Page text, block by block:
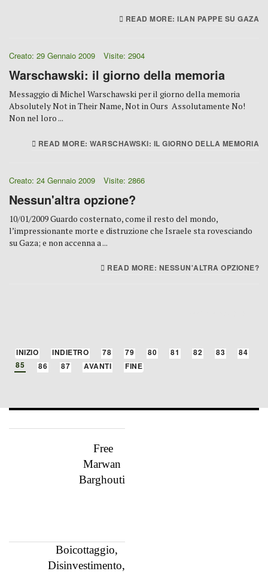
READ MORE: ILAN PAPPE SU GAZA
Creato: 29 Gennaio 2009 Visite: 2904
Warschawski: il giorno della memoria
Messaggio di Michel Warschawski per il giorno della memoria
Absolutely Not in Their Name, Not in Ours Assolutamente No!
Non nel loro ...
READ MORE: WARSCHAWSKI: IL GIORNO DELLA MEMORIA
Creato: 24 Gennaio 2009 Visite: 2866
Nessun'altra opzione?
10/01/2009 Guardo costernato, come il resto del mondo,
l’impressionante morte e distruzione che Israele sta rovesciando
su Gaza; e non accenna a ...
READ MORE: NESSUN'ALTRA OPZIONE?
INIZIO INDIETRO 78 79 80 81 82 83
84
85
86 87 AVANTI FINE
Free
Marwan
Barghouti
Boicottaggio,
Disinvestimento,